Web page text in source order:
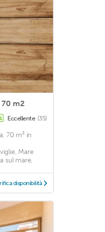
m2
Eccellente (35)
70 m² in
Mare
sul mare,
disponibilità